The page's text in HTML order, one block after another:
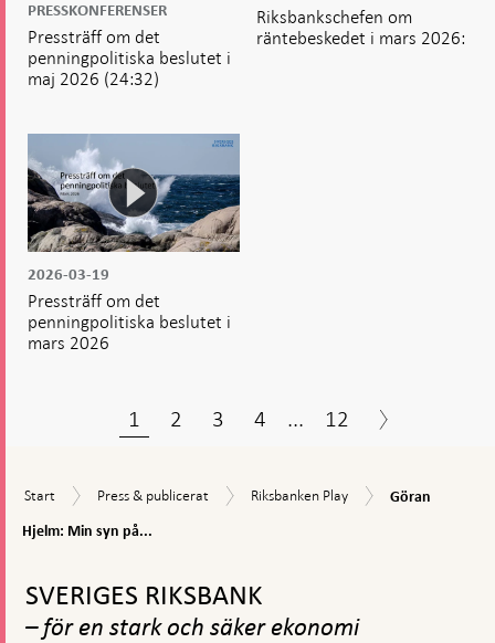
PRESSKONFERENSER
Pressträff om det
penningpolitiska beslutet i
maj 2026 (24:32)
Riksbankschefen om
räntebeskedet i mars 2026:
2026-03-19
Pressträff om det
penningpolitiska beslutet i
mars 2026
1 2 3 4 ... 12
Start
Start
Press
publicerat
Press & publicerat
Riksbanken
Riksbanken Play
Göran
Göran
Hjelm: Min syn på...
toppnavigation
SVERIGES RIKSBANK
– för en stark och säker ekonomi